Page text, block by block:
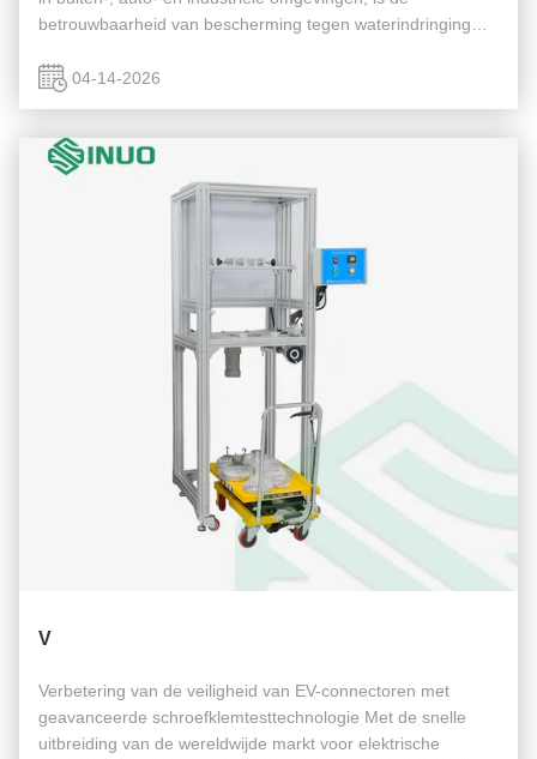
betrouwbaarheid van bescherming tegen waterindringing
productveiligheid. Om ...
04-14-2026
V
Verbetering van de veiligheid van EV-connectoren met
geavanceerde schroefklemtesttechnologie Met de snelle
uitbreiding van de wereldwijde markt voor elektrische